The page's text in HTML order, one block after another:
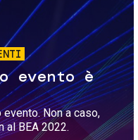
evento è
Non a caso,
al BEA 2022.